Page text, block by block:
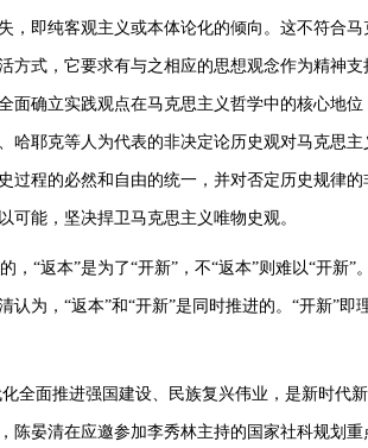
，即纯客观主义或本体论化的倾向。这不符合
方式，它要求有与之相应的思想观念作为精神
面确立实践观点在马克思主义哲学中的核心地
哈耶克等人为代表的非决定论历史观对马克思
过程的必然和自由的统一，并对否定历史规律
可能，坚决捍卫马克思主义唯物史观。
，“返本”是为了“开新”，不“返本”则难以“开
认为，“返本”和“开新”是同时推进的。“开新”
全面推进强国建设、民族复兴伟业，是新时代
陈晏清在应邀参加李秀林主持的国家社科规划